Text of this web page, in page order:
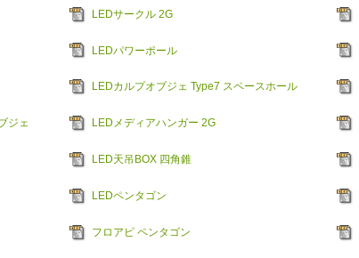
ジェ
LEDサークル 2G
LEDパワーポール
LEDカルプオブジェ Type7 スペースホール
LEDメディアハンガー 2G
LED天吊BOX 四角錐
LEDペンタゴン
フロアピ ペンタゴン